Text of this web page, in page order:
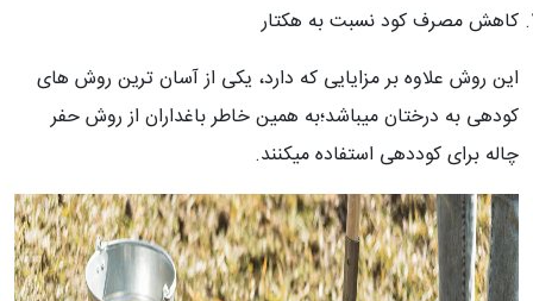
کاهش مصرف کود نسبت به هکتار
این روش علاوه بر مزایایی که دارد، یکی از آسان ترین روش های
کودهی به درختان میباشد؛به همین خاطر باغداران از روش حفر
چاله برای کوددهی استفاده میکنند.